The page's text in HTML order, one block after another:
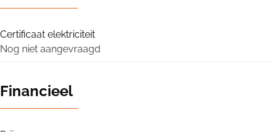
Certificaat elektriciteit
Nog niet aangevraagd
Financieel